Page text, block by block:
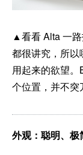
▲看看 Alta 一
都很讲究，所
用起来的欲望。
个位置，并不突
外观：聪明、极